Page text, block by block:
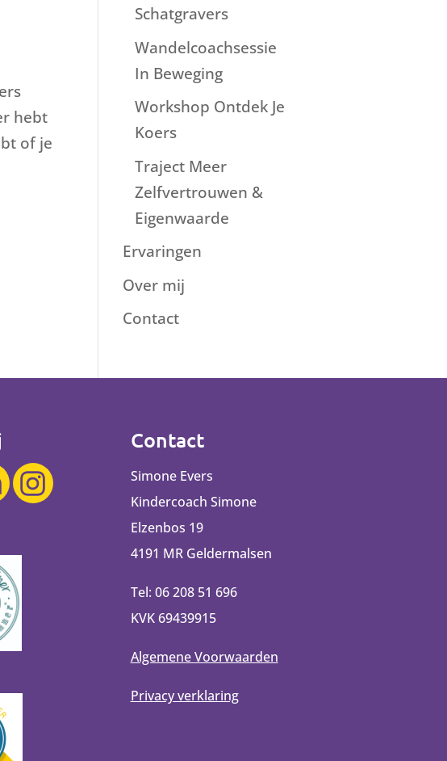
hebt
of je
Schatgravers
Wandelcoachsessie
In Beweging
Workshop Ontdek Je
Koers
Traject Meer
Zelfvertrouwen &
Eigenwaarde
Ervaringen
Over mij
Contact
Contact
Simone Evers
Kindercoach Simone
Elzenbos 19
4191 MR Geldermalsen
Tel: 06 208 51 696
KVK 69439915
Algemene Voorwaarden
Privacy verklaring